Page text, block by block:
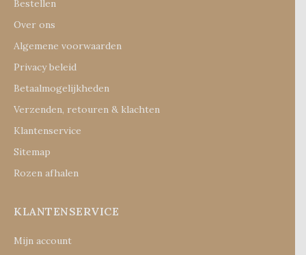
Bestellen
Over ons
Algemene voorwaarden
Privacy beleid
Betaalmogelijkheden
Verzenden, retouren & klachten
Klantenservice
Sitemap
Rozen afhalen
KLANTENSERVICE
Mijn account